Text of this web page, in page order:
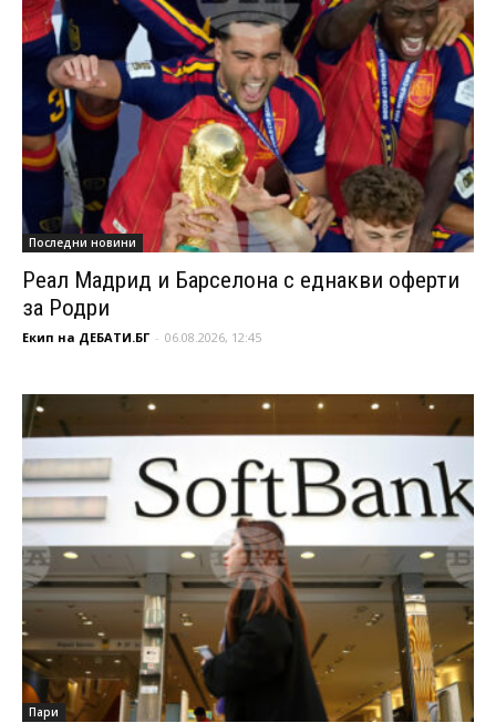
Последни новини
Реал Мадрид и Барселона с еднакви оферти
за Родри
Екип на ДЕБАТИ.БГ - 06.08.2026, 12:45
Пари